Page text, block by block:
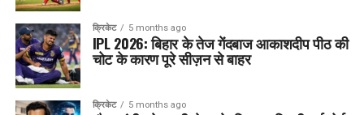
क्रिकेट 5 months ago
IPL 2026: बिहार के तेज गेंदबाज आकाशदीप पीठ की
चोट के कारण पूरे सीज़न से बाहर
क्रिकेट 5 months ago